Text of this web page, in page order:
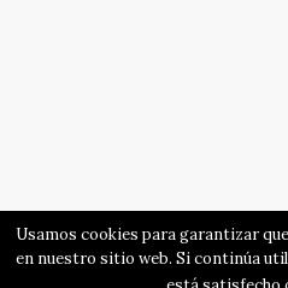
Usamos cookies para garantizar
en nuestro sitio web. Si continúa